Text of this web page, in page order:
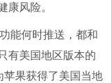
康风险。
能何时推送，都和
有美国地区版本的
苹果获得了美国当地